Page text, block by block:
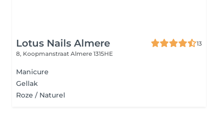
Lotus Nails Almere
13
8, Koopmanstraat Almere 1315HE
Manicure
Gellak
Roze / Naturel